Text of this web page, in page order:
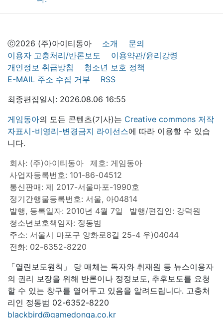
ⓒ2026 (주)아이티동아 소개
문의
이용자 고충처리/반론보도
이용약관/윤리강령
개인정보 취급방침
청소년 보호 정책
E-MAIL 주소 수집 거부
RSS
최종편집일시: 2026.08.06 16:55
게임동아의 모든 콘텐츠(기사)는 Creative commons 저작
자표시-비영리-변경금지 라이선스에 따라 이용할 수 있습
니다.
회사: (주)아이티동아
제호: 게임동아
사업자등록번호: 101-86-04512
통신판매: 제 2017-서울마포-1990호
정기간행물등록번호: 서울, 아04814
발행, 등록일자: 2010년 4월 7일
발행/편집인: 강덕원
청소년보호책임자: 정동범
주소: 서울시 마포구 양화로8길 25-4 우)04044
전화: 02-6352-8220
「열린보도원칙」 당 매체는 독자와 취재원 등 뉴스이용자
의 권리 보장을 위해 반론이나 정정보도, 추후보도를 요청
할 수 있는 창구를 열어두고 있음을 알려드립니다. 고충처
리인 정동범 02-6352-8220
blackbird@gamedonga.co.kr